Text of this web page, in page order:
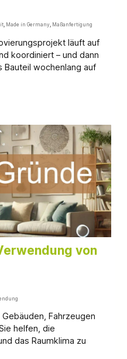
, Made in Germany, Maßanfertigung
läuft auf
koordiniert – und dann
wochenlang auf
von
Fahrzeugen
helfen, die
das Raumklima zu